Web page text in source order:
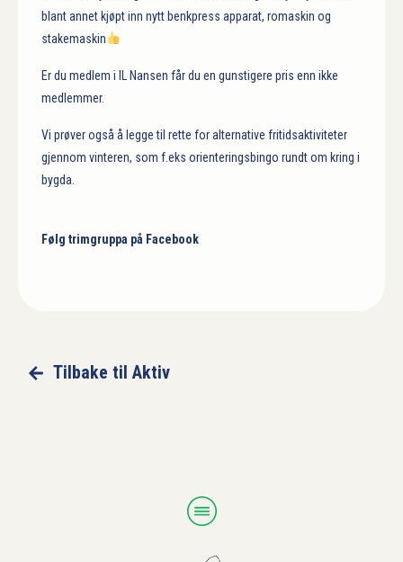
blant annet kjøpt inn nytt benkpress apparat, romaskin og
stakemaskin
Er du medlem i IL Nansen får du en gunstigere pris enn ikke
medlemmer.
Vi prøver også å legge til rette for alternative fritidsaktiviteter
gjennom vinteren, som f.eks orienteringsbingo rundt om kring i
bygda.
Følg trimgruppa på Facebook
Tilbake til Aktiv